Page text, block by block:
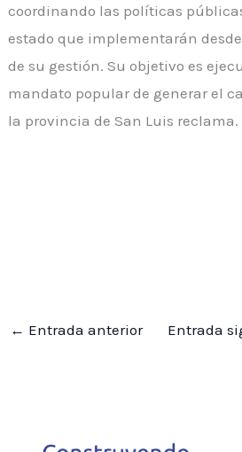
coordinando las políticas
estado que implementarán
de su gestión. Su objetivo es
mandato popular de generar el
la provincia de San Luis reclama.
← Entrada anterior Entrada